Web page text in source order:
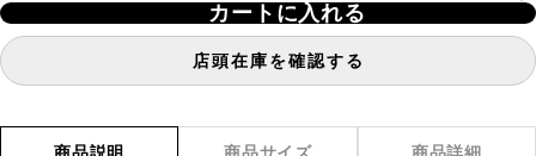
カートに入れる
店頭在庫を確認する